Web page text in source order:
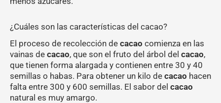
¿Cuáles son las características del cacao?
El proceso de recolección de cacao comienza en las
vainas de cacao, que son el fruto del árbol del cacao,
que tienen forma alargada y contienen entre 30 y 40
semillas o habas. Para obtener un kilo de cacao hacen
falta entre 300 y 600 semillas. El sabor del cacao
natural es muy amargo.